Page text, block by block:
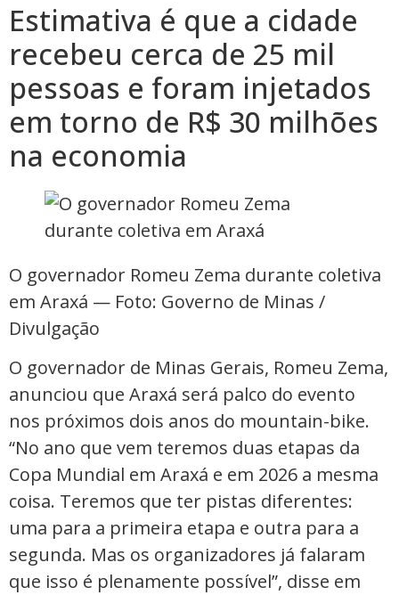
Estimativa é que a cidade
recebeu cerca de 25 mil
pessoas e foram injetados
em torno de R$ 30 milhões
na economia
O governador Romeu Zema durante coletiva
em Araxá — Foto: Governo de Minas /
Divulgação
O governador de Minas Gerais, Romeu Zema,
anunciou que Araxá será palco do evento
nos próximos dois anos do mountain-bike.
“No ano que vem teremos duas etapas da
Copa Mundial em Araxá e em 2026 a mesma
coisa. Teremos que ter pistas diferentes:
uma para a primeira etapa e outra para a
segunda. Mas os organizadores já falaram
que isso é plenamente possível”, disse em